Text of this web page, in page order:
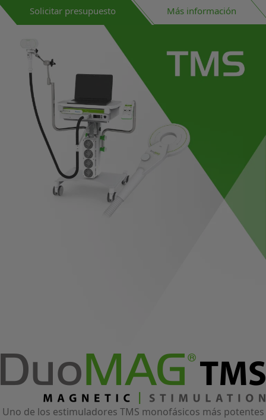
Solicitar presupuesto Más información
Uno de los estimuladores TMS monofásicos más potentes